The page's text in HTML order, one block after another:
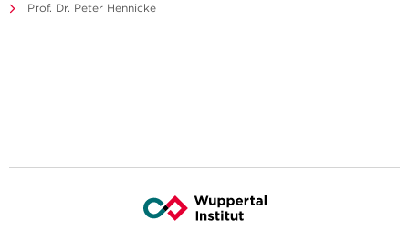
Prof. Dr. Peter Hennicke